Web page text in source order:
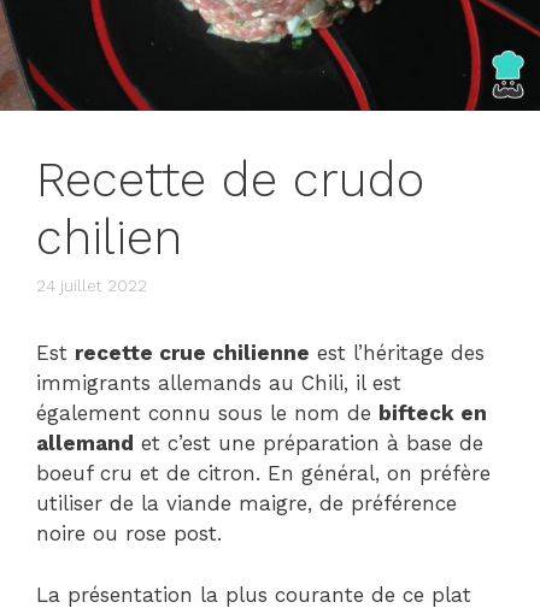
Recette de crudo
chilien
24 juillet 2022
Est recette crue chilienne est l’héritage des
immigrants allemands au Chili, il est
également connu sous le nom de bifteck en
allemand et c’est une préparation à base de
boeuf cru et de citron. En général, on préfère
utiliser de la viande maigre, de préférence
noire ou rose post.
La présentation la plus courante de ce plat